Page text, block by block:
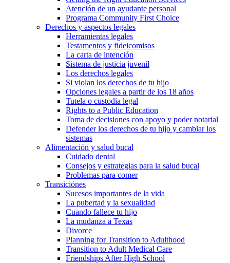
Atención de un ayudante personal
Programa Community First Choice
Derechos y aspectos legales
Herramientas legales
Testamentos y fideicomisos
La carta de intención
Sistema de justicia juvenil
Los derechos legales
Si violan los derechos de tu hijo
Opciones legales a partir de los 18 años
Tutela o custodia legal
Rights to a Public Education
Toma de decisiones con apoyo y poder notarial
Defender los derechos de tu hijo y cambiar los
sistemas
Alimentación y salud bucal
Cuidado dental
Consejos y estrategias para la salud bucal
Problemas para comer
Transiciónes
Sucesos importantes de la vida
La pubertad y la sexualidad
Cuando fallece tu hijo
La mudanza a Texas
Divorce
Planning for Transition to Adulthood
Transition to Adult Medical Care
Friendships After High School